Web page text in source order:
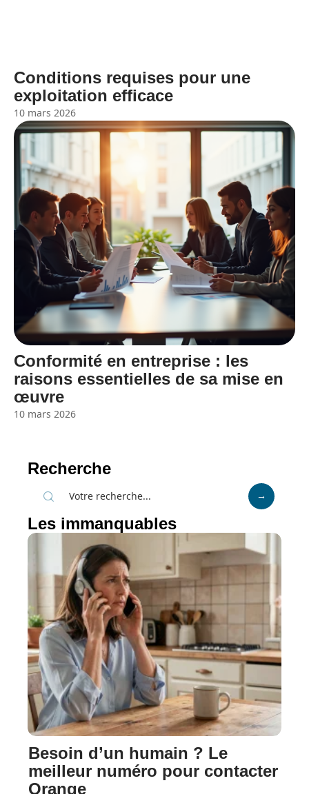
Conditions requises pour une
exploitation efficace
10 mars 2026
Conformité en entreprise : les
raisons essentielles de sa mise en
œuvre
10 mars 2026
Recherche
Les immanquables
Besoin d’un humain ? Le
meilleur numéro pour contacter
Orange